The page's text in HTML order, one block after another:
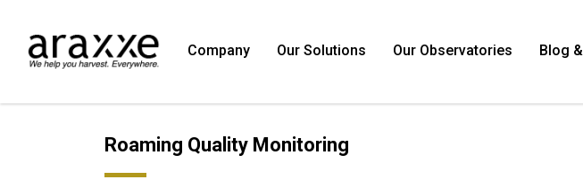
Company Our Solutions Our Observatories Blog
Roaming Quality Monitoring